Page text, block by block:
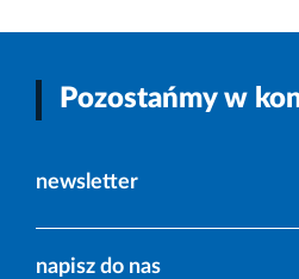
Pozostańmy w
newsletter
napisz do nas